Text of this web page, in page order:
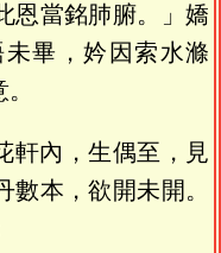
恩當銘肺腑。」嬌
畢，妗因索水滌
軒內，生偶至，見
本，欲開未開。